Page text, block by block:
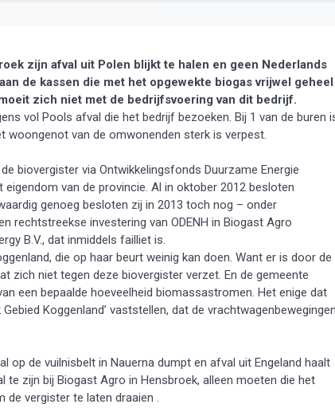
zijn afval uit Polen blijkt te halen en geen Nederlands
de kassen die met het opgewekte biogas vrijwel geheel
zich niet met de bedrijfsvoering van dit bedrijf.
vol Pools afval die het bedrijf bezoeken. Bij 1 van de buren
van de omwonenden sterk is verpest.
biovergister via Ontwikkelingsfonds Duurzame Energie
eigendom van de provincie. Al in oktober 2012 besloten
genoeg besloten zij in 2013 toch nog – onder
rechtstreekse investering van ODENH in Biogast Agro
B.V., dat inmiddels failliet is.
die op haar beurt weinig kan doen. Want er is door de
zich niet tegen deze biovergister verzet. En de gemeente
een bepaalde hoeveelheid biomassastromen. Het enige dat
Koggenland’ vaststellen, dat de
de vuilnisbelt in Nauerna dumpt en afval uit Engeland haalt
te zijn bij Biogast Agro in Hensbroek, alleen moeten die het
de vergister te laten draaien .